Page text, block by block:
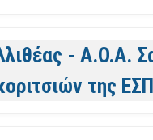
- Α.Ο.Α.
της